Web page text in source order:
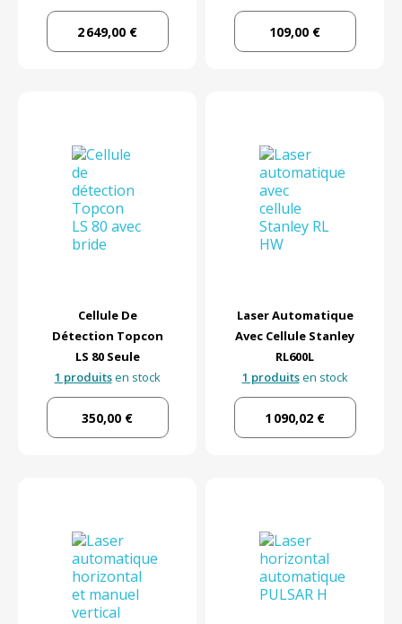
2 649,00 € 109,00 €
Cellule De
Détection Topcon
LS 80 Seule
1 produitsen stock
350,00 €
Laser Automatique
Avec Cellule Stanley
RL600L
1 produitsen stock
1 090,02 €